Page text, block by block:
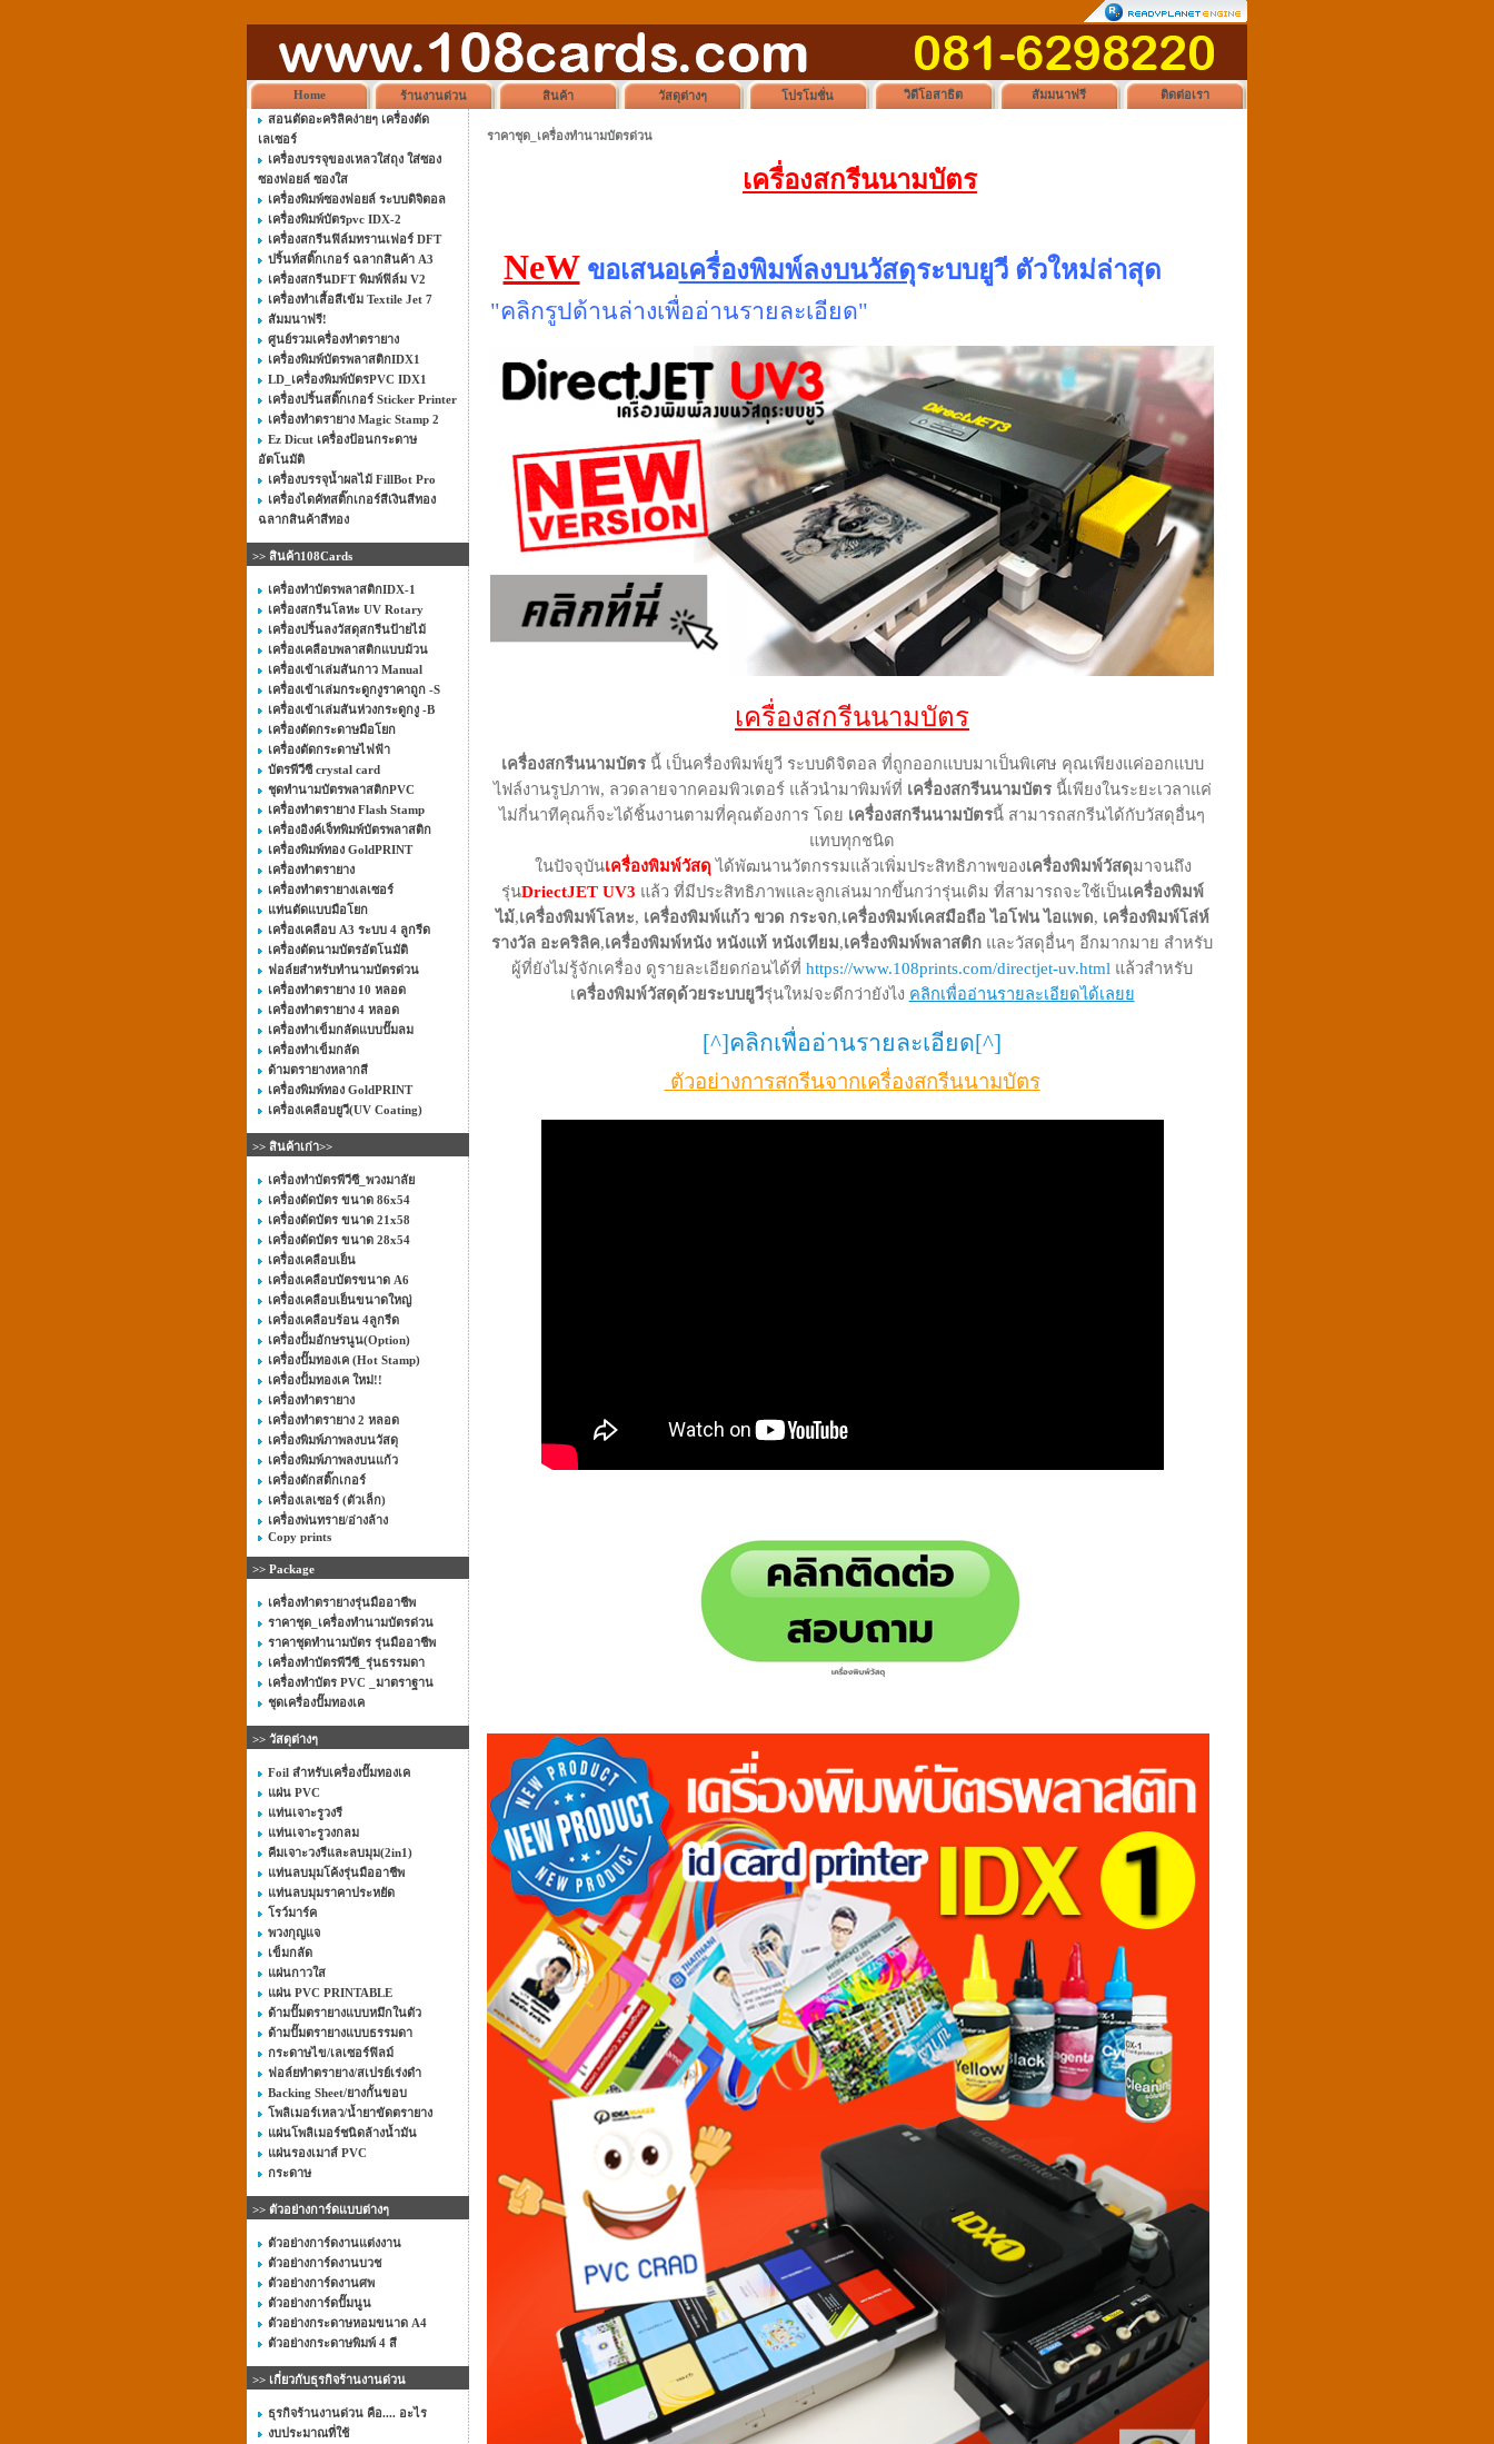
Home ร้านงานด่วน สินค้า วัสดุต่างๆ โปรโมชั่น วิดีโอสาธิต สัมมนาฟรี
ติดต่อเรา
สอนตัดอะคริลิคง่ายๆ เครื่องตัด
เลเซอร์
เครื่องบรรจุของเหลวใส่ถุง ใส่ซอง
ซองฟอยล์ ซองใส
เครื่องพิมพ์ซองฟอยล์ ระบบดิจิตอล
เครื่องพิมพ์บัตรpvc IDX-2
เครื่องสกรีนฟิล์มทรานเฟอร์ DFT
ปริ้นท์สติ๊กเกอร์ ฉลากสินค้า A3
เครื่องสกรีนDFT พิมพ์ฟิล์ม V2
เครื่องทำเสื้อสีเข้ม Textile Jet 7
สัมมนาฟรี!
ศูนย์รวมเครื่องทำตรายาง
เครื่องพิมพ์บัตรพลาสติกIDX1
LD_เครื่องพิมพ์บัตรPVC IDX1
เครื่องปริ้นสติ๊กเกอร์ Sticker Printer
เครื่องทำตรายาง Magic Stamp 2
Ez Dicut เครื่องป้อนกระดาษ
อัตโนมัติ
เครื่องบรรจุน้ำผลไม้ FillBot Pro
เครื่องไดคัทสติ๊กเกอร์สีเงินสีทอง
ฉลากสินค้าสีทอง
>> สินค้า108Cards
เครื่องทำบัตรพลาสติกIDX-1
เครื่องสกรีนโลหะ UV Rotary
เครื่องปริ้นลงวัสดุสกรีนป้ายไม้
เครื่องเคลือบพลาสติกแบบม้วน
เครื่องเข้าเล่มสันกาว Manual
เครื่องเข้าเล่มกระดูกงูราคาถูก -S
เครื่องเข้าเล่มสันห่วงกระดูกงู -B
เครื่องตัดกระดาษมือโยก
เครื่องตัดกระดาษไฟฟ้า
บัตรพีวีซี crystal card
ชุดทำนามบัตรพลาสติกPVC
เครื่องทำตรายาง Flash Stamp
เครื่องอิงค์เจ็ทพิมพ์บัตรพลาสติก
เครื่องพิมพ์ทอง GoldPRINT
เครื่องทำตรายาง
เครื่องทำตรายางเลเซอร์
แท่นตัดแบบมือโยก
เครื่องเคลือบ A3 ระบบ 4 ลูกรีด
เครื่องตัดนามบัตรอัตโนมัติ
ฟอล์ยสำหรับทำนามบัตรด่วน
เครื่องทำตรายาง 10 หลอด
เครื่องทำตรายาง 4 หลอด
เครื่องทำเข็มกลัดแบบปั๊มลม
เครื่องทำเข็มกลัด
ด้ามตรายางหลากสี
เครื่องพิมพ์ทอง GoldPRINT
เครื่องเคลือบยูวี(UV Coating)
>> สินค้าเก่า>>
เครื่องทำบัตรพีวีซี_พวงมาลัย
เครื่องตัดบัตร ขนาด 86x54
เครื่องตัดบัตร ขนาด 21x58
เครื่องตัดบัตร ขนาด 28x54
เครื่องเคลือบเย็น
เครื่องเคลือบบัตรขนาด A6
เครื่องเคลือบเย็นขนาดใหญ่
เครื่องเคลือบร้อน 4ลูกรีด
เครื่องปั้มอักษรนูน(Option)
เครื่องปั๊มทองเค (Hot Stamp)
เครื่องปั้มทองเค ใหม่!!
เครื่องทำตรายาง
เครื่องทำตรายาง 2 หลอด
เครื่องพิมพ์ภาพลงบนวัสดุ
เครื่องพิมพ์ภาพลงบนแก้ว
เครื่องตักสติ๊กเกอร์
เครื่องเลเซอร์ (ตัวเล็ก)
เครื่องพ่นทราย/อ่างล้าง
Copy prints
>> Package
เครื่องทำตรายางรุ่นมืออาชีพ
ราคาชุด_เครื่องทำนามบัตรด่วน
ราคาชุดทำนามบัตร รุ่นมืออาชีพ
เครื่องทำบัตรพีวีซี_รุ่นธรรมดา
เครื่องทำบัตร PVC _มาตราฐาน
ชุดเครื่องปั๊มทองเค
>> วัสดุต่างๆ
Foil สำหรับเครื่องปั๊มทองเค
แผ่น PVC
แท่นเจาะรูวงรี
แท่นเจาะรูวงกลม
คีมเจาะวงรีและลบมุม(2in1)
แท่นลบมุมโค้งรุ่นมืออาชีพ
แท่นลบมุมราคาประหยัด
โรว์มาร์ค
พวงกุญแจ
เข็มกลัด
แผ่นกาวใส
แผ่น PVC PRINTABLE
ด้ามปั๊มตรายางแบบหมึกในตัว
ด้ามปั๊มตรายางแบบธรรมดา
กระดาษไข/เลเซอร์ฟิลม์
ฟอล์ยทำตรายาง/สเปรย์เร่งดำ
Backing Sheet/ยางกั้นขอบ
โพลิเมอร์เหลว/น้ำยาขัดตรายาง
แผ่นโพลิเมอร์ชนิดล้างน้ำมัน
แผ่นรองเมาส์ PVC
กระดาษ
>> ตัวอย่างการ์ดแบบต่างๆ
ตัวอย่างการ์ดงานแต่งงาน
ตัวอย่างการ์ดงานบวช
ตัวอย่างการ์ดงานศพ
ตัวอย่างการ์ดปั๊มนูน
ตัวอย่างกระดาษหอมขนาด A4
ตัวอย่างกระดาษพิมพ์ 4 สี
>> เกี่ยวกับธุรกิจร้านงานด่วน
ธุรกิจร้านงานด่วน คือ.... อะไร
งบประมาณที่ใช้
ราคาชุด_เครื่องทำนามบัตรด่วน
เครื่องสกรีนนามบัตร
NeW ขอเสนอเครื่องพิมพ์ลงบนวัสดุระบบยูวี ตัวใหม่ล่าสุด
"คลิกรูปด้านล่างเพื่ออ่านรายละเอียด"
เครื่องสกรีนนามบัตร
เครื่องสกรีนนามบัตรนี้ เป็นครื่องพิมพ์ยูวี ระบบดิจิตอล ที่ถูกออกแบบมาเป็นพิเศษ คุณเพียงแค่ออกแบบ
ไฟล์งานรูปภาพ, ลวดลายจากคอมพิวเตอร์ แล้วนำมาพิมพ์ที่ เครื่องสกรีนนามบัตรนี้เพียงในระยะเวลาแค่
ไม่กี่นาทีคุณก็จะได้ชิ้นงานตามที่คุณต้องการ โดย เครื่องสกรีนนามบัตรนี้ สามารถสกรีนได้กับวัสดุอื่นๆ
แทบทุกชนิด
ในปัจจุบันเครื่องพิมพ์วัสดุได้พัฒนานวัตกรรมแล้วเพิ่มประสิทธิภาพของเครื่องพิมพ์วัสดุมาจนถึง
รุ่นDriectJET UV3 แล้ว ที่มีประสิทธิภาพและลูกเล่นมากขึ้นกว่ารุ่นเดิม ที่สามารถจะใช้เป็นเครื่องพิมพ์
ไม้,เครื่องพิมพ์โลหะ, เครื่องพิมพ์แก้ว ขวด กระจก,เครื่องพิมพ์เคสมือถือ ไอโฟน ไอแพด, เครื่องพิมพ์โล่ห์
รางวัล อะคริลิค,เครื่องพิมพ์หนัง หนังแท้ หนังเทียม,เครื่องพิมพ์พลาสติก และวัสดุอื่นๆ อีกมากมาย สำหรับ
ผู้ที่ยังไม่รู้จักเครื่อง ดูรายละเอียดก่อนได้ที่https://www.108prints.com/directjet-uv.html แล้วสำหรับ
เครื่องพิมพ์วัสดุด้วยระบบยูวีรุ่นใหม่จะดีกว่ายังไง คลิกเพื่ออ่านรายละเอียดได้เลยย
[^]คลิกเพื่ออ่านรายละเอียด[^]
ตัวอย่างการสกรีนจากเครื่องสกรีนนามบัตร